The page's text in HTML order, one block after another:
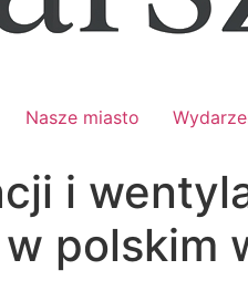
Nasze miasto
i
polskim